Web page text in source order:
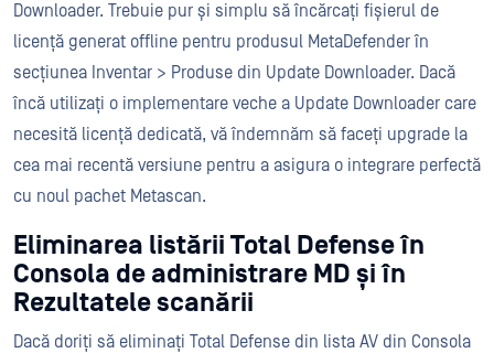
Downloader. Trebuie pur și simplu să încărcați fișierul de
licență generat offline pentru produsul MetaDefender în
secțiunea Inventar > Produse din Update Downloader. Dacă
încă utilizați o implementare veche a Update Downloader care
necesită licență dedicată, vă îndemnăm să faceți upgrade la
cea mai recentă versiune pentru a asigura o integrare perfectă
cu noul pachet Metascan.
Eliminarea listării Total Defense în
Consola de administrare MD și în
Rezultatele scanării
Dacă doriți să eliminați Total Defense din lista AV din Consola